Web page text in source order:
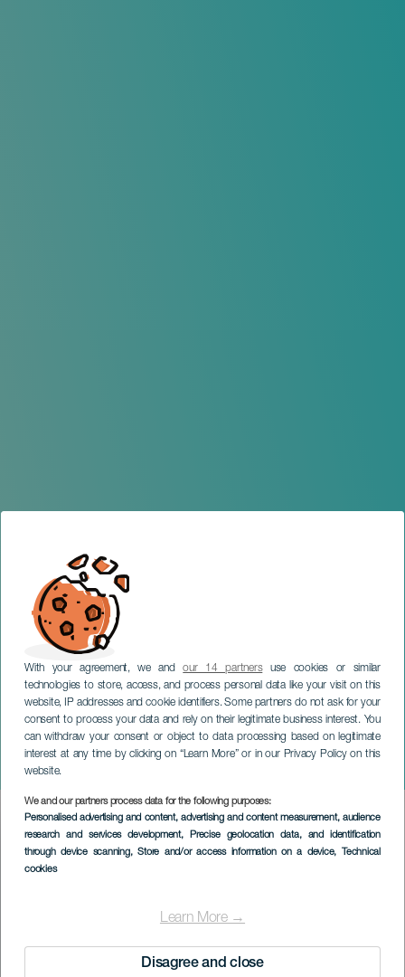
With your agreement, we andour 14 partnersuse cookies or similar
technologies to store, access, and process personal data like your visit on this
website, IP addresses and cookie identifiers. Some partners do not ask for your
consent to process your data and rely on their legitimate business interest. You
can withdraw your consent or object to data processing based on legitimate
interest at any time by clicking on “Learn More” or in our Privacy Policy on this
website.
We and our partners process data for the following purposes:
Personalised advertising and content, advertising and content measurement, audience
research and services development, Precise geolocation data, and identification
through device scanning, Store and/or access information on a device, Technical
cookies
Learn More →
Disagree and close
Kerstprogramma van
Santa Brigida
GRAN CANARIA
Imagen
Listado